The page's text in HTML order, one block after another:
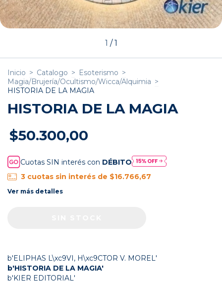
1 /1
Inicio > Catalogo > Esoterismo >
Magia/Brujería/Ocultismo/Wicca/Alquimia >
HISTORIA DE LA MAGIA
HISTORIA DE LA MAGIA
$50.300,00
Cuotas SIN interés con DÉBITO
3 cuotas sin interés de $16.766,67
Ver más detalles
b'ELIPHAS L\xc9VI, H\xc9CTOR V. MOREL'
b'HISTORIA DE LA MAGIA'
b'KIER EDITORIAL'